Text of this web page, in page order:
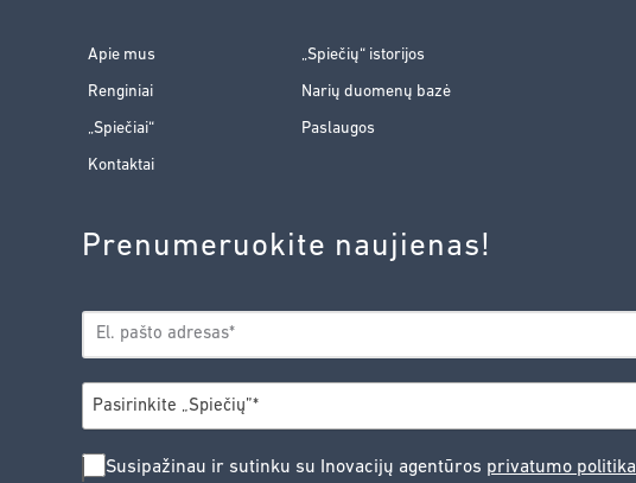
Apie mus „Spiečių“ istorijos
Renginiai Narių duomenų bazė
„Spiečiai“ Paslaugos
Kontaktai
Prenumeruokite naujienas!
EL.
PAŠTAS*
MIESTAS*
Pasirinkite „Spiečių”*
SUSIPAŽINAU
Susipažinau ir sutinku su Inovacijų agentūros privatumo politika